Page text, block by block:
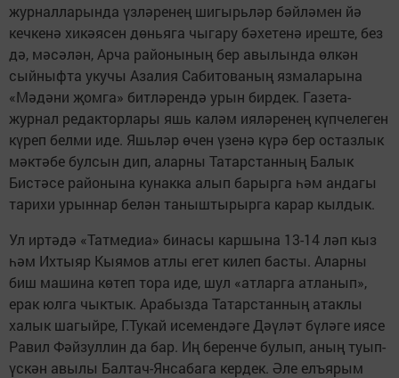
журналларында үзләренең шигырьләр бәйләмен йә
кечкенә хикәясен дөньяга чыгару бәхетенә иреште, без
дә, мәсәлән, Арча районының бер авылында өлкән
сыйныфта укучы Азалия Сабитованың язмаларына
«Мәдәни җомга» битләрендә урын бирдек. Газета-
журнал редакторлары яшь каләм ияләренең күпчелеген
күреп белми иде. Яшьләр өчен үзенә күрә бер остазлык
мәктәбе булсын дип, аларны Татарстанның Балык
Бистәсе районына кунакка алып барырга һәм андагы
тарихи урыннар белән таныштырырга карар кылдык.
Ул иртәдә «Татмедиа» бинасы каршына 13-14 ләп кыз
һәм Ихтыяр Кыямов атлы егет килеп басты. Аларны
биш машина көтеп тора иде, шул «атларга атланып»,
ерак юлга чыктык. Арабызда Татарстанның атаклы
халык шагыйре, Г.Тукай исемендәге Дәүләт бүләге иясе
Равил Фәйзуллин да бар. Иң беренче булып, аның туып-
үскән авылы Балтач-Янсабага кердек. Әле елъярым